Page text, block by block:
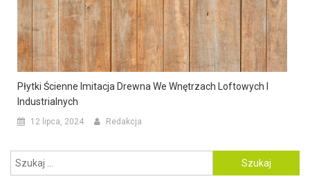
Płytki Ścienne Imitacja Drewna We Wnętrzach Loftowych I
Industrialnych
12 lipca, 2024 Redakcja
Szukaj: